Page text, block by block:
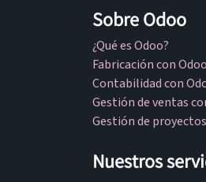
Sobre Odoo
¿Qué es Odoo?
Fabricación con Odoo
Contabilidad con
Gestión de ventas
Gestión de
Nuestros